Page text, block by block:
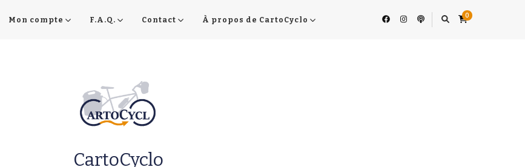
Mon compte F.A.Q. Contact À propos de CartoCyclo
0
CartoCyclo